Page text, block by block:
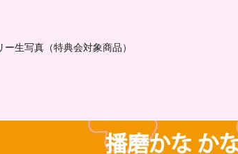
生写真（特典会対象商品）